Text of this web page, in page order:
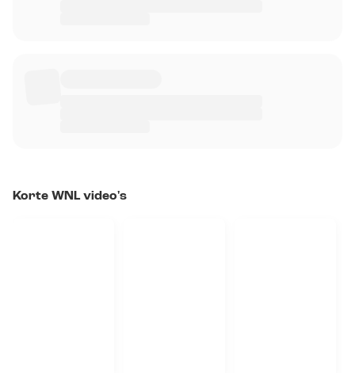
Korte WNL video's